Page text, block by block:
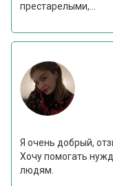
престарелыми,...
Я очень добрый,
Хочу помогать
людям.